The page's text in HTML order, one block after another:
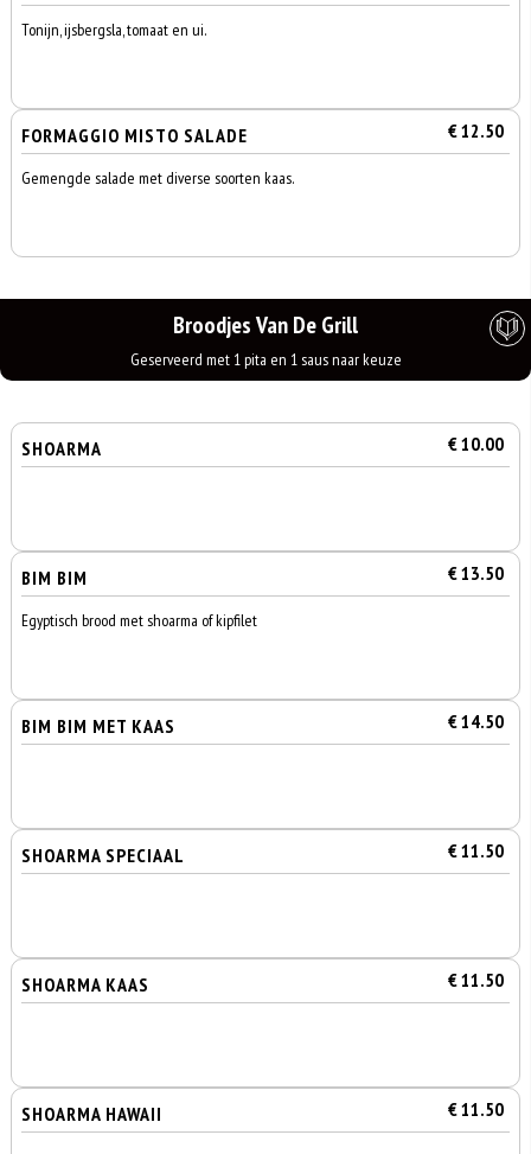
Tonijn, ijsbergsla, tomaat en ui.
FORMAGGIO MISTO SALADE € 12.50
Gemengde salade met diverse soorten kaas.
Broodjes Van De Grill
Geserveerd met 1 pita en 1 saus naar keuze
SHOARMA € 10.00
BIM BIM € 13.50
Egyptisch brood met shoarma of kipfilet
BIM BIM MET KAAS € 14.50
SHOARMA SPECIAAL € 11.50
SHOARMA KAAS € 11.50
SHOARMA HAWAII € 11.50